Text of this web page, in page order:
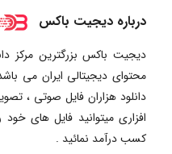
درباره دیجیت باکس
دیجیت باکس بزرگترین مرکز
محتوای دیجیتالی ایران می
دانلود هزاران فایل صوتی ،
افزاری میتوانید فایل های
کسب درآمد نمائید .